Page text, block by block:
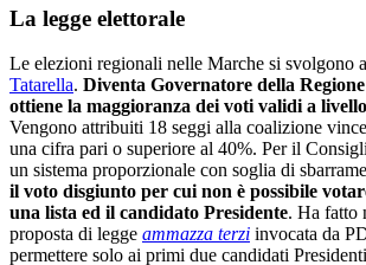
programma politico di “
“Ricostruiamo le Marche” del candidato di
emblematico per descrivere i temi della sua
figura la ricostruzione del sistema sanitario,
dalle persone e con liste di attesa infinite.
riscrivere il Piano Sanitario, andando ad
dell’Asur, de-politicizzando un sistema in
aumentando i presidi sul territorio. Sul piano
l’intenzione è quella di colmare il gap
Adriatica, di diminuire le distanze fra le aree
dall’isolamento molti piccoli comuni.